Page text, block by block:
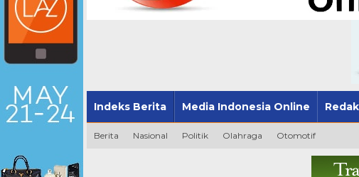
Indeks Berita Media Indonesia Online
Berita Nasional Politik Olahraga Otomotif